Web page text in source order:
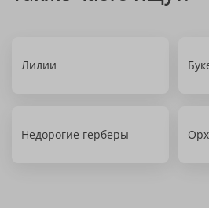
Лилии
Недорогие герберы